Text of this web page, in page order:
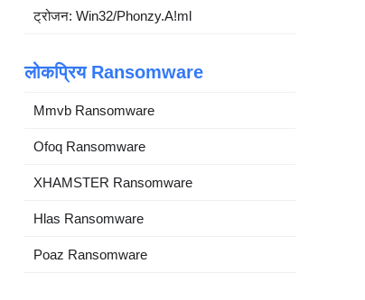
ट्रोजन: Win32/Phonzy.A!ml
लोकप्रिय Ransomware
Mmvb Ransomware
Ofoq Ransomware
XHAMSTER Ransomware
Hlas Ransomware
Poaz Ransomware